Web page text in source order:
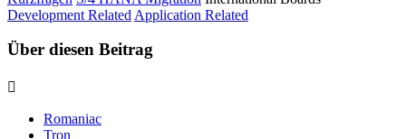
Development Related Application Related
Über diesen Beitrag
Romaniac
Tron